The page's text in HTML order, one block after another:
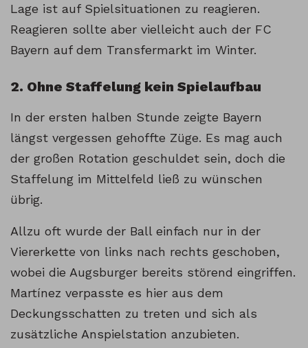
Lage ist auf Spielsituationen zu reagieren.
Reagieren sollte aber vielleicht auch der FC
Bayern auf dem Transfermarkt im Winter.
2. Ohne Staffelung kein Spielaufbau
In der ersten halben Stunde zeigte Bayern
längst vergessen gehoffte Züge. Es mag auch
der großen Rotation geschuldet sein, doch die
Staffelung im Mittelfeld ließ zu wünschen
übrig.
Allzu oft wurde der Ball einfach nur in der
Viererkette von links nach rechts geschoben,
wobei die Augsburger bereits störend eingriffen.
Martínez verpasste es hier aus dem
Deckungsschatten zu treten und sich als
zusätzliche Anspielstation anzubieten.